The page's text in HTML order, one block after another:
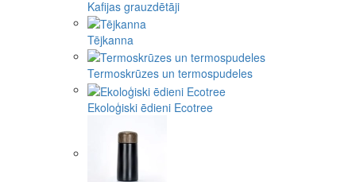
Kafijas grauzdētāji
Tējkanna
Termoskrūzes un termospudeles
Ekoloģiski ēdieni Ecotree